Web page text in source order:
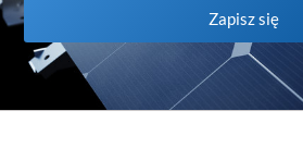
Zapisz się